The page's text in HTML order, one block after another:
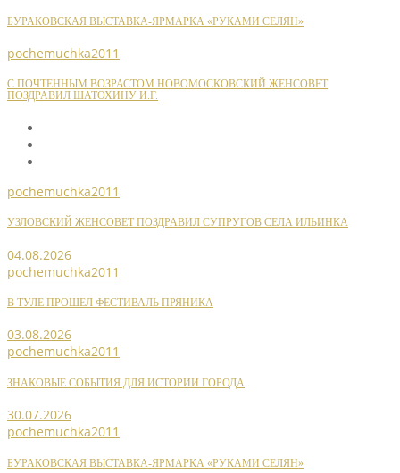
БУРАКОВСКАЯ ВЫСТАВКА-ЯРМАРКА «РУКАМИ СЕЛЯН»
pochemuchka2011
С ПОЧТЕННЫМ ВОЗРАСТОМ НОВОМОСКОВСКИЙ ЖЕНСОВЕТ
ПОЗДРАВИЛ ШАТОХИНУ И.Г.
pochemuchka2011
УЗЛОВСКИЙ ЖЕНСОВЕТ ПОЗДРАВИЛ СУПРУГОВ СЕЛА ИЛЬИНКА
04.08.2026
pochemuchka2011
В ТУЛЕ ПРОШЕЛ ФЕСТИВАЛЬ ПРЯНИКА
03.08.2026
pochemuchka2011
ЗНАКОВЫЕ СОБЫТИЯ ДЛЯ ИСТОРИИ ГОРОДА
30.07.2026
pochemuchka2011
БУРАКОВСКАЯ ВЫСТАВКА-ЯРМАРКА «РУКАМИ СЕЛЯН»